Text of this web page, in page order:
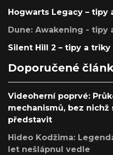
Hogwarts Legacy – tipy
Dune: Awakening - tipy
Silent Hill 2 – tipy a triky
Doporučené
Videoherní poprvé:
mechanismů, bez
představit
Hideo Kodžima:
let nešlápnul vedle